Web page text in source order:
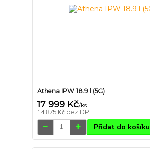
Athena IPW 18.9 l (5G)
17 999 Kč/ks
14 875 Kč bez DPH
Přidat do košíku